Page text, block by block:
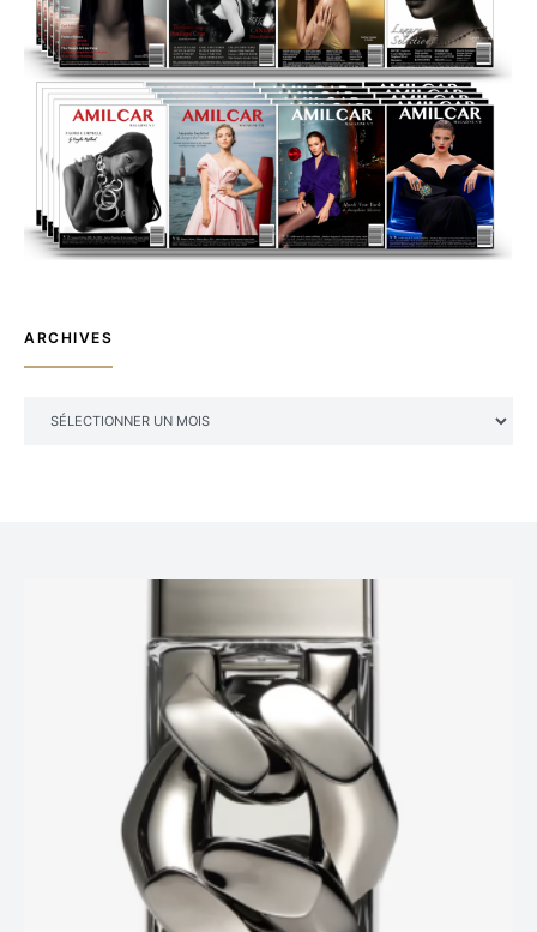
ARCHIVES